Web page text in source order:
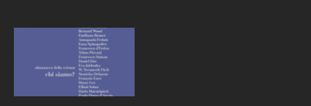
ragione e le ragioni della
fede Paolo Coccia